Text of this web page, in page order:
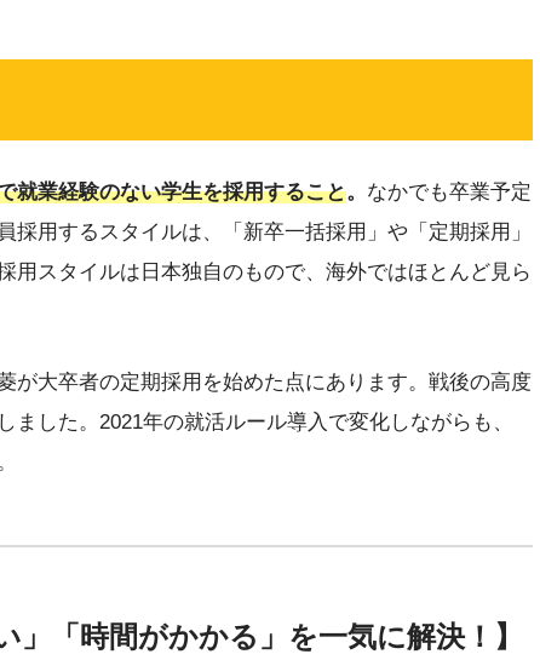
就業経験のない学生を採用すること。 なかでも卒業予定
用するスタイルは、「新卒一括採用」や「定期採用」
用スタイルは日本独自のもので、海外ではほとんど見ら
が大卒者の定期採用を始めた点にあります。戦後の高度
した。2021年の就活ルール導入で変化しながらも、
」「時間がかかる」を一気に解決！】